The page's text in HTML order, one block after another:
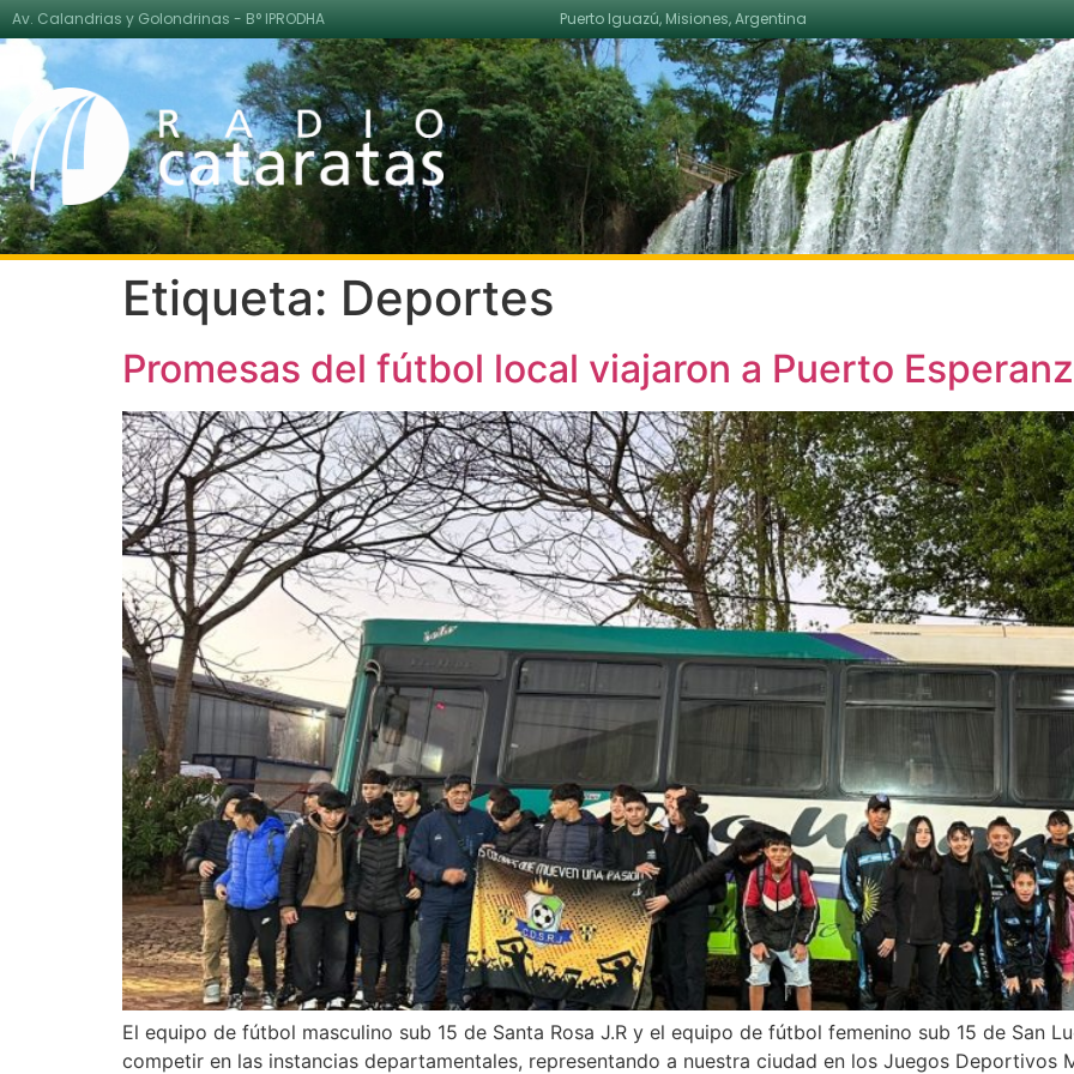
Av. Calandrias y Golondrinas - B° IPRODHA Puerto Iguazú, Misiones, Argentina
Etiqueta: Deportes
Promesas del fútbol local viajaron a Puerto
El equipo de fútbol masculino sub 15 de Santa Rosa J.R y el equipo de fútbol femenino sub 15 de San
competir en las instancias departamentales, representando a nuestra ciudad en los Juegos Deportivos